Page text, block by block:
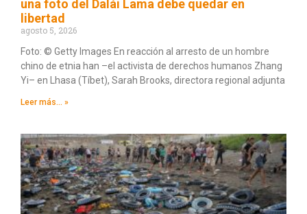
una foto del Dalái Lama debe quedar en
libertad
agosto 5, 2026
Foto: © Getty Images En reacción al arresto de un hombre
chino de etnia han –el activista de derechos humanos Zhang
Yi– en Lhasa (Tíbet), Sarah Brooks, directora regional adjunta
Leer más... »